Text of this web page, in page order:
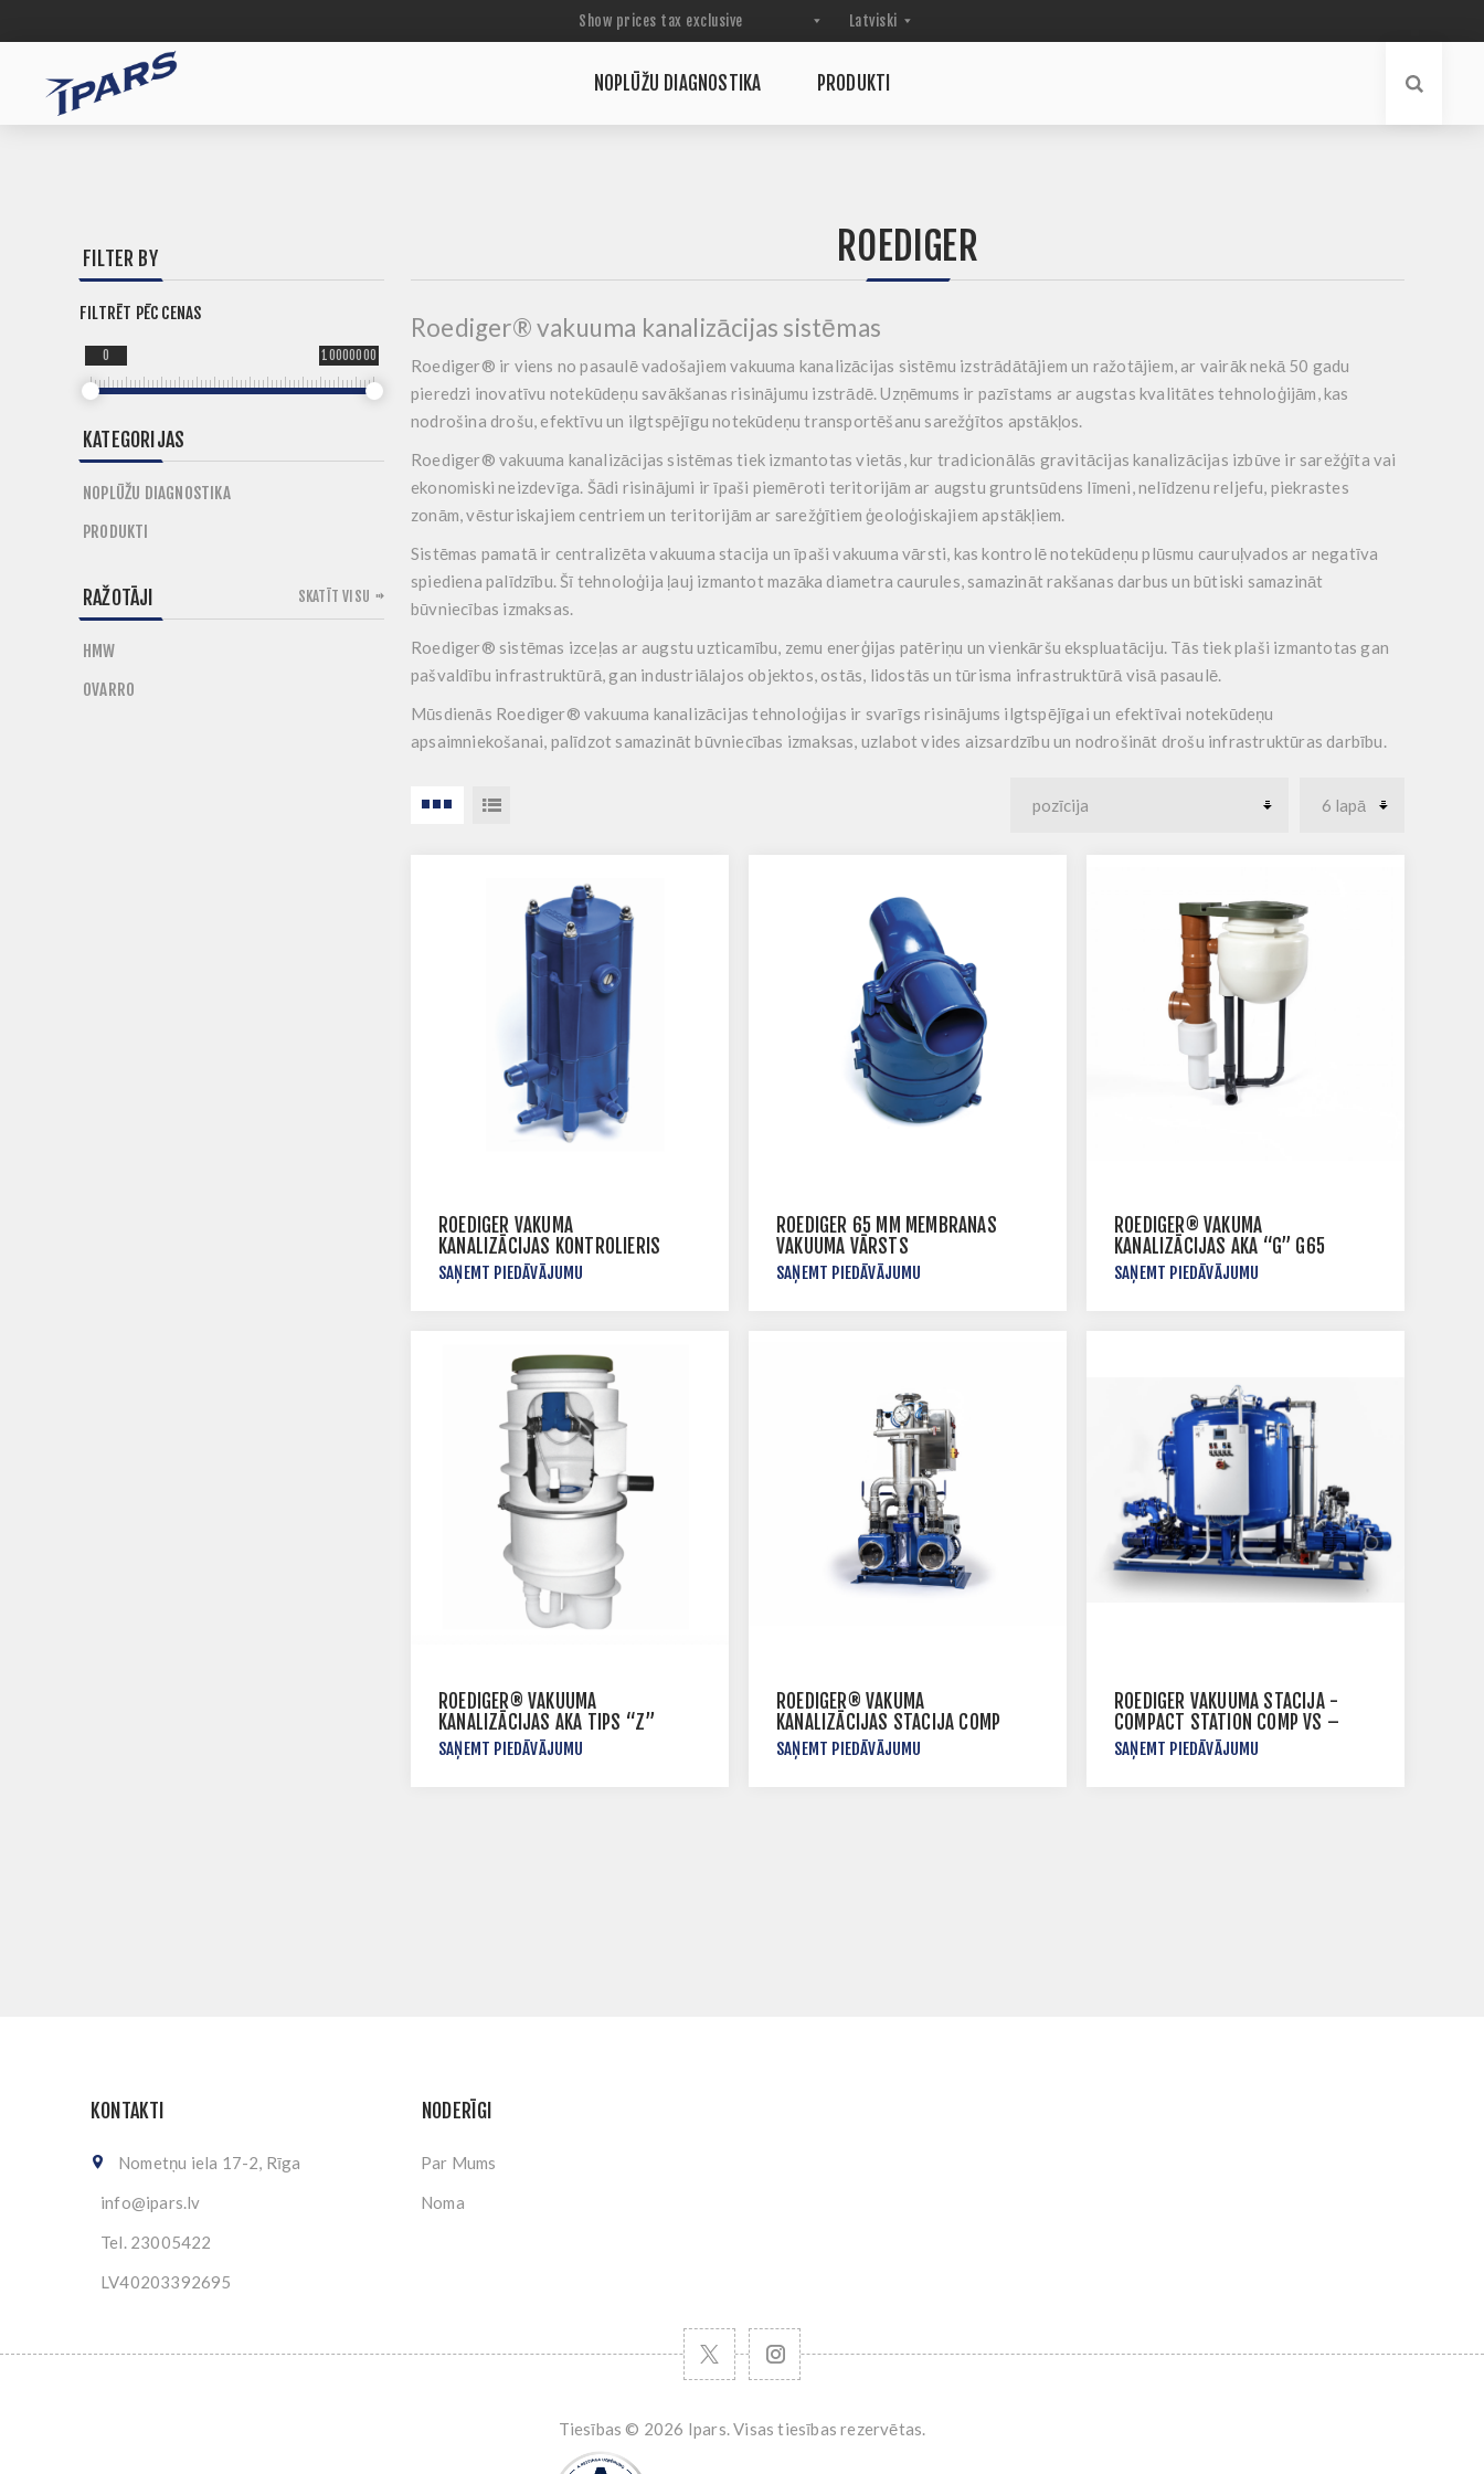
NOPLŪŽU DIAGNOSTIKA PRODUKTI
ROEDIGER
Roediger® vakuuma kanalizācijas sistēmas
Roediger® ir viens no pasaulē vadošajiem vakuuma kanalizācijas sistēmu izstrādātājiem un ražotājiem, ar vairāk nekā 50 gadu
pieredzi inovatīvu notekūdeņu savākšanas risinājumu izstrādē. Uzņēmums ir pazīstams ar augstas kvalitātes tehnoloģijām, kas
nodrošina drošu, efektīvu un ilgtspējīgu notekūdeņu transportēšanu sarežģītos apstākļos.
Roediger® vakuuma kanalizācijas sistēmas tiek izmantotas vietās, kur tradicionālās gravitācijas kanalizācijas izbūve ir sarežģīta vai
ekonomiski neizdevīga. Šādi risinājumi ir īpaši piemēroti teritorijām ar augstu gruntsūdens līmeni, nelīdzenu reljefu, piekrastes
zonām, vēsturiskajiem centriem un teritorijām ar sarežģītiem ģeoloģiskajiem apstākļiem.
Sistēmas pamatā ir centralizēta vakuuma stacija un īpaši vakuuma vārsti, kas kontrolē notekūdeņu plūsmu cauruļvados ar negatīva
spiediena palīdzību. Šī tehnoloģija ļauj izmantot mazāka diametra caurules, samazināt rakšanas darbus un būtiski samazināt
būvniecības izmaksas.
Roediger® sistēmas izceļas ar augstu uzticamību, zemu enerģijas patēriņu un vienkāršu ekspluatāciju. Tās tiek plaši izmantotas gan
pašvaldību infrastruktūrā, gan industriālajos objektos, ostās, lidostās un tūrisma infrastruktūrā visā pasaulē.
Mūsdienās Roediger® vakuuma kanalizācijas tehnoloģijas ir svarīgs risinājums ilgtspējīgai un efektīvai notekūdeņu
apsaimniekošanai, palīdzot samazināt būvniecības izmaksas, uzlabot vides aizsardzību un nodrošināt drošu infrastruktūras darbību.
ROEDIGER VAKUMA
KANALIZĀCIJAS KONTROLIERIS
SAŅEMT PIEDĀVĀJUMU
ROEDIGER 65 MM MEMBRĀNAS
VAKUUMA VĀRSTS
SAŅEMT PIEDĀVĀJUMU
ROEDIGER® VAKUMA
KANALIZĀCIJAS AKA “G” G65
SAŅEMT PIEDĀVĀJUMU
ROEDIGER® VAKUUMA
KANALIZĀCIJAS AKA TIPS “Z”
SAŅEMT PIEDĀVĀJUMU
ROEDIGER® VAKUMA
KANALIZĀCIJAS STACIJA COMP
VS – TYPE 30 FU
SAŅEMT PIEDĀVĀJUMU
ROEDIGER VAKUUMA STACIJA -
COMPACT STATION COMP VS –
TYPE 360
SAŅEMT PIEDĀVĀJUMU
FILTER BY
FILTRĒT PĒC CENAS
0 10000000
KATEGORIJAS
NOPLŪŽU DIAGNOSTIKA
PRODUKTI
RAŽOTĀJI
HMW
OVARRO
SKATĪT VISU
KONTAKTI
Nometņu iela 17-2, Rīga
info@ipars.lv
Tel. 23005422
LV40203392695
NODERĪGI
Par Mums
Noma
Tiesības © 2026 Ipars. Visas tiesības rezervētas.